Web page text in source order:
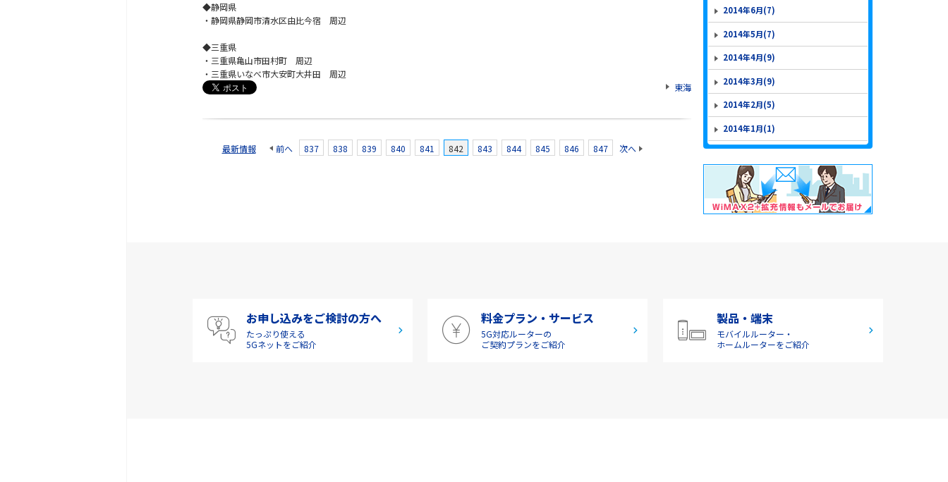
◆静岡県
・静岡県静岡市清水区由比今宿 周辺
◆三重県
・三重県亀山市田村町 周辺
・三重県いなべ市大安町大井田 周辺
東海
最新情報 前へ 837 838 839 840 841 842 843 844 845 846 847 次へ
2014年6月(7)
2014年5月(7)
2014年4月(9)
2014年3月(9)
2014年2月(5)
2014年1月(1)
お申し込みをご検討の方へ
たっぷり使える
5Gネットをご紹介
料金プラン・サービス
5G対応ルーターの
ご契約プランをご紹介
製品・端末
モバイルルーター・
ホームルーターをご紹介